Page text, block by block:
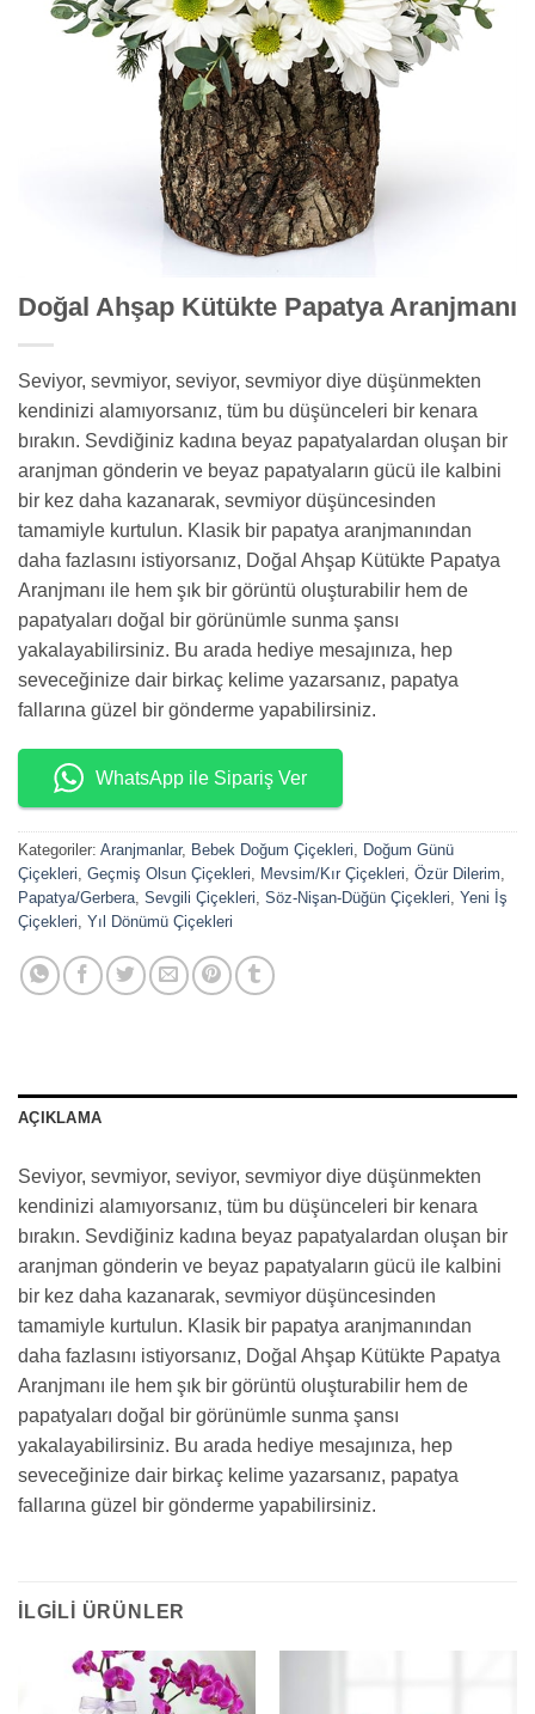
Doğal Ahşap Kütükte Papatya Aranjmanı
Seviyor, sevmiyor, seviyor, sevmiyor diye düşünmekten
kendinizi alamıyorsanız, tüm bu düşünceleri bir kenara
bırakın. Sevdiğiniz kadına beyaz papatyalardan oluşan bir
aranjman gönderin ve beyaz papatyaların gücü ile kalbini
bir kez daha kazanarak, sevmiyor düşüncesinden
tamamiyle kurtulun. Klasik bir papatya aranjmanından
daha fazlasını istiyorsanız, Doğal Ahşap Kütükte Papatya
Aranjmanı ile hem şık bir görüntü oluşturabilir hem de
papatyaları doğal bir görünümle sunma şansı
yakalayabilirsiniz. Bu arada hediye mesajınıza, hep
seveceğinize dair birkaç kelime yazarsanız, papatya
fallarına güzel bir gönderme yapabilirsiniz.
WhatsApp ile Sipariş Ver
Kategoriler: Aranjmanlar, Bebek Doğum Çiçekleri, Doğum Günü
Çiçekleri, Geçmiş Olsun Çiçekleri, Mevsim/Kır Çiçekleri, Özür Dilerim,
Papatya/Gerbera, Sevgili Çiçekleri, Söz-Nişan-Düğün Çiçekleri, Yeni İş
Çiçekleri, Yıl Dönümü Çiçekleri
AÇIKLAMA
Seviyor, sevmiyor, seviyor, sevmiyor diye düşünmekten
kendinizi alamıyorsanız, tüm bu düşünceleri bir kenara
bırakın. Sevdiğiniz kadına beyaz papatyalardan oluşan bir
aranjman gönderin ve beyaz papatyaların gücü ile kalbini
bir kez daha kazanarak, sevmiyor düşüncesinden
tamamiyle kurtulun. Klasik bir papatya aranjmanından
daha fazlasını istiyorsanız, Doğal Ahşap Kütükte Papatya
Aranjmanı ile hem şık bir görüntü oluşturabilir hem de
papatyaları doğal bir görünümle sunma şansı
yakalayabilirsiniz. Bu arada hediye mesajınıza, hep
seveceğinize dair birkaç kelime yazarsanız, papatya
fallarına güzel bir gönderme yapabilirsiniz.
İLGILI ÜRÜNLER